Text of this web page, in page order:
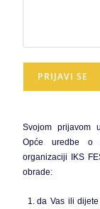
Svojom prijavom
Opće uredbe o
organizaciji IKS
obrade:
da Vas ili